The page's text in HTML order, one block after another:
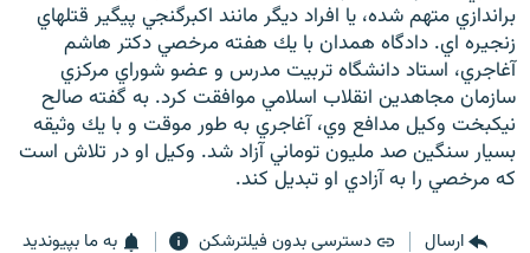
براندازي متهم شده، يا افراد ديگر مانند اكبرگنجي پيگير قتلهاي
زنجيره اي. دادگاه همدان با يك هفته مرخصي دكتر هاشم
آغاجري، استاد دانشگاه تربيت مدرس و عضو شوراي مركزي
سازمان مجاهدين انقلاب اسلامي موافقت كرد. به گفته صالح
نيكبخت وكيل مدافع وي، آغاجري به طور موقت و با يك وثيقه
بسيار سنگين صد مليون توماني آزاد شد. وكيل او در تلاش است
كه مرخصي را به آزادي او تبديل كند.
ارسال دسترسی بدون فیلترشکن به ما بپیوندید